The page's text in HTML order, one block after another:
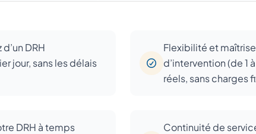
DRH
jour, sans les délais
Flexibilité et
d’intervention (de 1
réels, sans charges
DRH à temps
Continuité de